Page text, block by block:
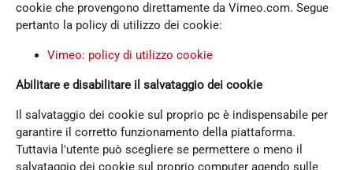
cookie che provengono direttamente da Vimeo.com. Segue
pertanto la policy di utilizzo dei cookie:
Vimeo: policy di utilizzo cookie
Abilitare e disabilitare il salvataggio dei cookie
Il salvataggio dei cookie sul proprio pc è indispensabile per
garantire il corretto funzionamento della piattaforma.
Tuttavia l'utente può scegliere se permettere o meno il
salvataggio dei cookie sul proprio computer agendo sulle